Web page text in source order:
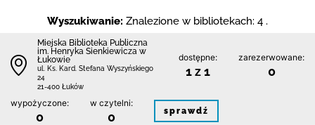
Wyszukiwanie: Znalezione w bibliotekach: 4 .
Miejska Biblioteka Publiczna
im. Henryka Sienkiewicza w
Łukowie
ul. Ks. Kard. Stefana Wyszyńskiego
24
21-400 Łuków
dostępne:
1 z 1
zarezerwowane:
0
wypożyczone:
0
w czytelni:
0 sprawdź